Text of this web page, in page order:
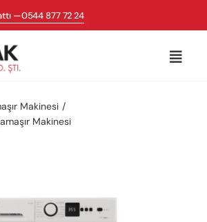
—0544 877 72 24
Makinesi
Makinesi